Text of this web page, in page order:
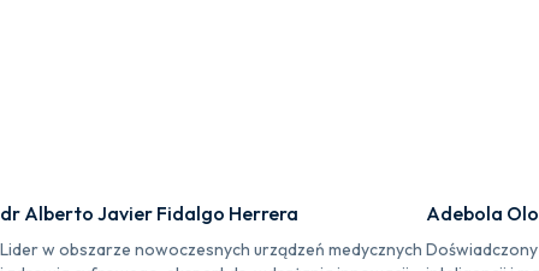
dr Alberto Javier Fidalgo Herrera
Lider w obszarze nowoczesnych urządzeń medycznych
Adebola